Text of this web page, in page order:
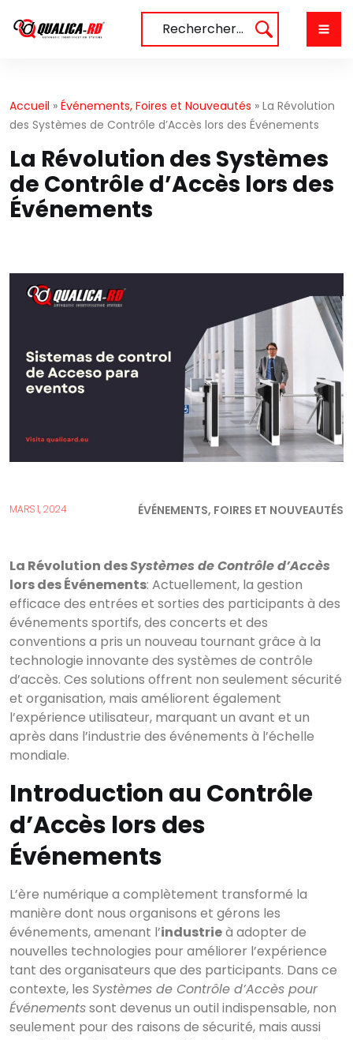
au
Rechercher…
Accueil » Événements, Foires et Nouveautés » La Révolution
des Systèmes de Contrôle d’Accès lors des Événements
La Révolution des Systèmes
de Contrôle d’Accès lors des
Événements
MARS 1, 2024 ÉVÉNEMENTS, FOIRES ET NOUVEAUTÉS
La Révolution desSystèmes de Contrôle d’Accès
lors des Événements: Actuellement, la gestion
efficace des entrées et sorties des participants à des
événements sportifs, des concerts et des
conventions a pris un nouveau tournant grâce à la
technologie innovante des systèmes de contrôle
d’accès. Ces solutions offrent non seulement sécurité
et organisation, mais améliorent également
l’expérience utilisateur, marquant un avant et un
après dans l’industrie des événements à l’échelle
mondiale.
Introduction au Contrôle
d’Accès lors des
Événements
L’ère numérique a complètement transformé la
manière dont nous organisons et gérons les
événements, amenant l’industrieà adopter de
nouvelles technologies pour améliorer l’expérience
tant des organisateurs que des participants. Dans ce
contexte, les Systèmes de Contrôle d’Accès pour
Événementssont devenus un outil indispensable, non
seulement pour des raisons de sécurité, mais aussi